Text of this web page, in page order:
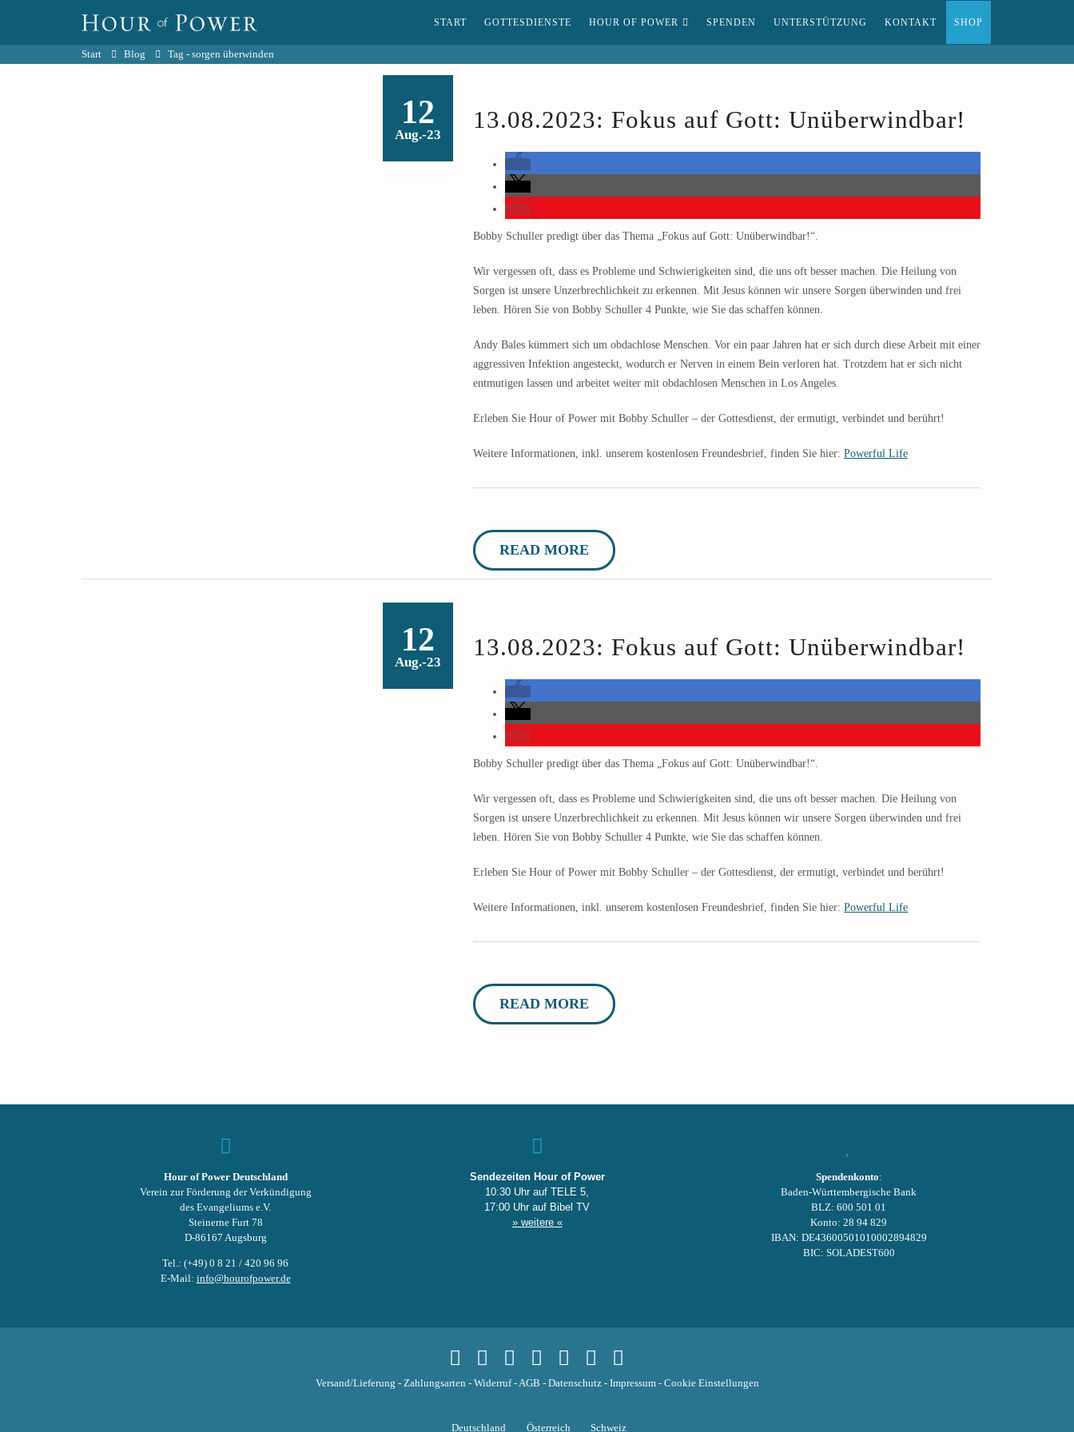
START GOTTESDIENSTE HOUR OF POWER SPENDEN UNTERSTÜTZUNG KONTAKT SHOP
Start Blog Tag - sorgen überwinden
12
Aug.-23
13.08.2023: Fokus auf Gott: Unüberwindbar!
Bobby Schuller predigt über das Thema „Fokus auf Gott: Unüberwindbar!“.
Wir vergessen oft, dass es Probleme und Schwierigkeiten sind, die uns oft besser machen. Die Heilung von
Sorgen ist unsere Unzerbrechlichkeit zu erkennen. Mit Jesus können wir unsere Sorgen überwinden und frei
leben. Hören Sie von Bobby Schuller 4 Punkte, wie Sie das schaffen können.
Andy Bales kümmert sich um obdachlose Menschen. Vor ein paar Jahren hat er sich durch diese Arbeit mit einer
aggressiven Infektion angesteckt, wodurch er Nerven in einem Bein verloren hat. Trotzdem hat er sich nicht
entmutigen lassen und arbeitet weiter mit obdachlosen Menschen in Los Angeles.
Erleben Sie Hour of Power mit Bobby Schuller – der Gottesdienst, der ermutigt, verbindet und berührt!
Weitere Informationen, inkl. unserem kostenlosen Freundesbrief, finden Sie hier: Powerful Life
READ MORE
12
Aug.-23
13.08.2023: Fokus auf Gott: Unüberwindbar!
Bobby Schuller predigt über das Thema „Fokus auf Gott: Unüberwindbar!“.
Wir vergessen oft, dass es Probleme und Schwierigkeiten sind, die uns oft besser machen. Die Heilung von
Sorgen ist unsere Unzerbrechlichkeit zu erkennen. Mit Jesus können wir unsere Sorgen überwinden und frei
leben. Hören Sie von Bobby Schuller 4 Punkte, wie Sie das schaffen können.
Erleben Sie Hour of Power mit Bobby Schuller – der Gottesdienst, der ermutigt, verbindet und berührt!
Weitere Informationen, inkl. unserem kostenlosen Freundesbrief, finden Sie hier: Powerful Life
READ MORE
Hour of Power Deutschland
Verein zur Förderung der Verkündigung
des Evangeliums e.V.
Steinerne Furt 78
D-86167 Augsburg
Tel.: (+49) 0 8 21 / 420 96 96
E-Mail: info@hourofpower.de
Sendezeiten Hour of Power
10:30 Uhr auf TELE 5,
17:00 Uhr auf Bibel TV
» weitere «
Spendenkonto:
Baden-Württembergische Bank
BLZ: 600 501 01
Konto: 28 94 829
IBAN: DE43600501010002894829
BIC: SOLADEST600
Versand/Lieferung - Zahlungsarten - Widerruf-AGB - Datenschutz- Impressum- Cookie Einstellungen
Deutschland Österreich Schweiz